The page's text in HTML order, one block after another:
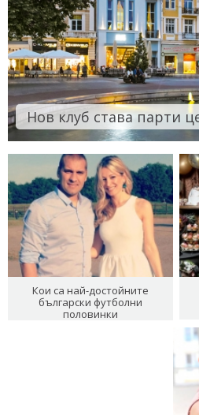
Нов клуб става парти
Кои са най-достойните
български футболни
половинки